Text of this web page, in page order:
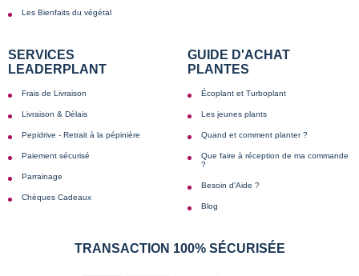
Les Bienfaits du végétal
SERVICES
LEADERPLANT
Frais de Livraison
Livraison & Délais
Pepidrive - Retrait à la pépinière
Paiement sécurisé
Parrainage
Chèques Cadeaux
GUIDE D'ACHAT
PLANTES
Écoplant et Turboplant
Les jeunes plants
Quand et comment planter ?
Que faire à réception de ma commande
?
Besoin d'Aide ?
Blog
TRANSACTION 100% SÉCURISÉE